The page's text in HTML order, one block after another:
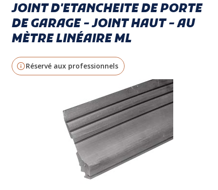
JOINT D'ETANCHEITE DE PORTE
DE GARAGE - JOINT HAUT - AU
MÈTRE LINÉAIRE ML
Réservé aux professionnels